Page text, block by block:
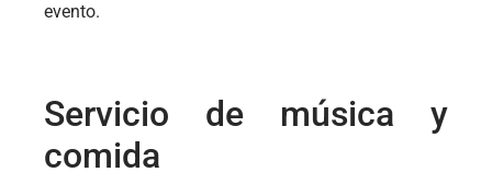
evento.
Servicio de música y
comida